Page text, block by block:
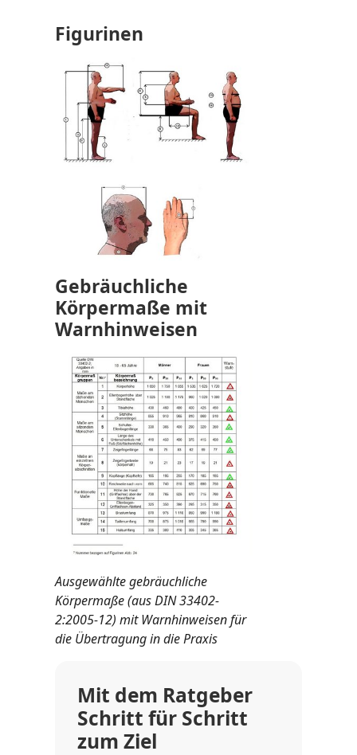
Figurinen
Show larger version for:
Gebräuchliche
Körpermaße mit
Warnhinweisen
Show larger version for:
Ausgewählte gebräuchliche
Körpermaße (aus DIN 33402-
2:2005-12) mit Warnhinweisen für
die Übertragung in die Praxis
Mit dem Ratgeber
Schritt für Schritt
zum Ziel